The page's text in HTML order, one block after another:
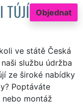
Objednat
TÚJÍ
ve státě Česká
službu údržba
ze široké nabídky
Poptáváte
montáž